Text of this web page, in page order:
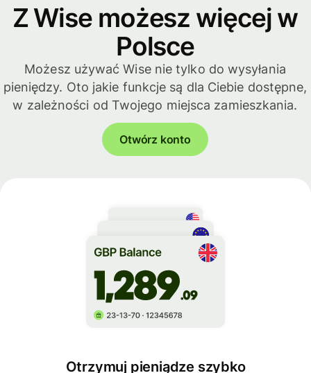
Z Wise możesz więcej w
Polsce
Możesz używać Wise nie tylko do wysyłania
pieniędzy. Oto jakie funkcje są dla Ciebie dostępne,
w zależności od Twojego miejsca zamieszkania.
Otwórz konto
Otrzymuj pieniądze szybko